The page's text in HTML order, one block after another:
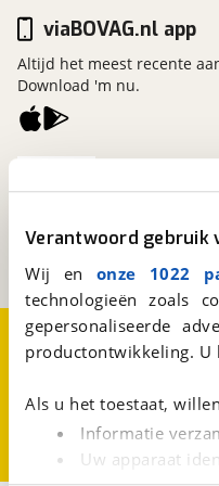
Verantwoord gebruik
Wij en onze 1022
technologieën zoals
gepersonaliseerde
productontwikkeling. U
Als u het toestaat,
Informatie
Uw apparaat
Een initiatief van
viaBOVAG.nl app
Altijd het meest recente
Download 'm nu.
Over viaBOVAG.nl
CookievoorkeurenVacatures